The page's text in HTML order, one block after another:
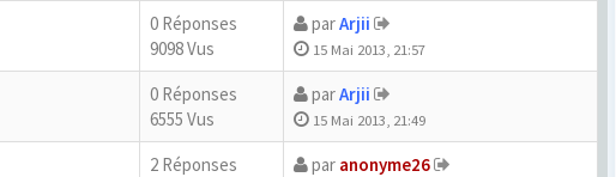
0 Réponses
9098 Vus
parArjii
15 Mai 2013, 21:57
0 Réponses
6555 Vus
parArjii
15 Mai 2013, 21:49
2 Réponses
par anonyme26